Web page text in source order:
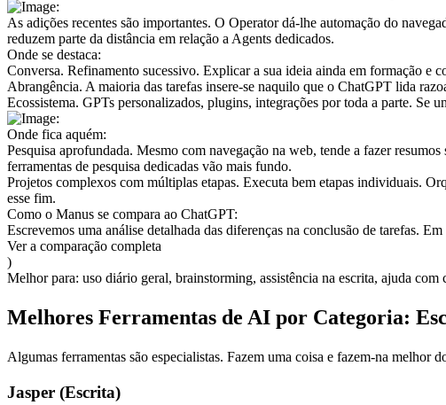
As adições recentes são importantes. O Operator dá-lhe automação do
reduzem parte da distância em relação a Agents dedicados.
Onde se destaca:
Conversa. Refinamento sucessivo. Explicar a sua ideia ainda em formação e
Abrangência. A maioria das tarefas insere-se naquilo que o ChatGPT lida
Ecossistema. GPTs personalizados, plugins, integrações por toda a parte. Se
Onde fica aquém:
Pesquisa aprofundada. Mesmo com navegação na web, tende a fazer
ferramentas de pesquisa dedicadas vão mais fundo.
Projetos complexos com múltiplas etapas. Executa bem etapas individuais.
esse fim.
Como o Manus se compara ao ChatGPT:
Escrevemos uma análise detalhada das diferenças na conclusão de tarefas.
Ver a comparação completa
)
Melhor para: uso diário geral, brainstorming, assistência na escrita, ajuda
Melhores Ferramentas de AI por Categoria:
Algumas ferramentas são especialistas. Fazem uma coisa e fazem-na melhor
Jasper (Escrita)